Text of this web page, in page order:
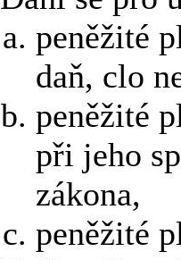
peněžité
daň, clo
peněžité
při jeho
zákona,
peněžité